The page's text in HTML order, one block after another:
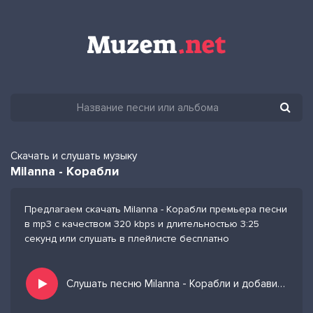
Скачать и слушать музыку
Milanna - Корабли
Предлагаем скачать Milanna - Корабли премьера песни
в mp3 с качеством 320 kbps и длительностью 3:25
секунд или слушать в плейлисте бесплатно
Слушать песню Milanna - Корабли и добавить в избранных